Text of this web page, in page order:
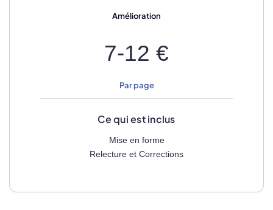
Amélioration
7-12 €
Par page
Ce qui est inclus
Mise en forme
Relecture et Corrections